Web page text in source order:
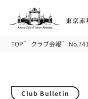
TOP クラブ会報 No.741
Club Bulletin